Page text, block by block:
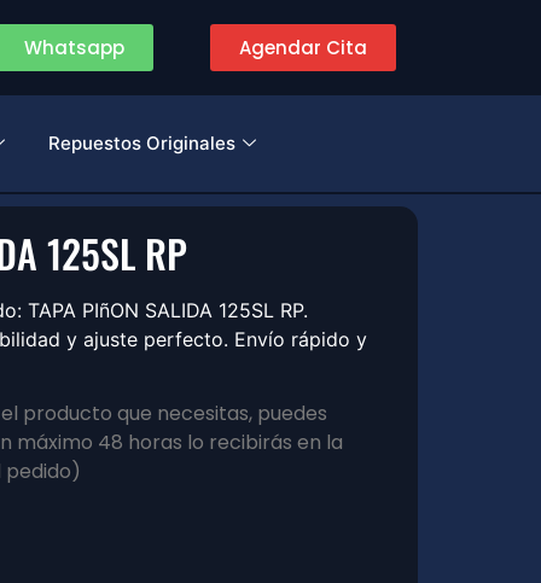
Whatsapp Agendar Cita
Repuestos Originales
125SL RP
TAPA PIñON SALIDA 125SL RP.
y ajuste perfecto. Envío rápido y
producto que necesitas, puedes
máximo 48 horas lo recibirás en la
pedido)